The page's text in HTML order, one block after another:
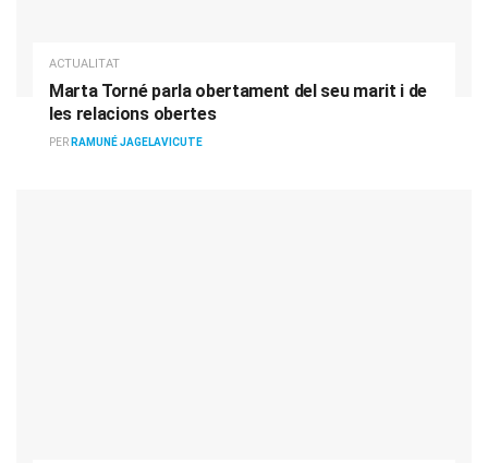
ACTUALITAT
Marta Torné parla obertament del seu marit i de
les relacions obertes
PER RAMUNÉ JAGELAVICUTE